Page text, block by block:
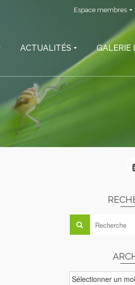
Espace membres
ACTUALITÉS GALERIE
ARCHIVES